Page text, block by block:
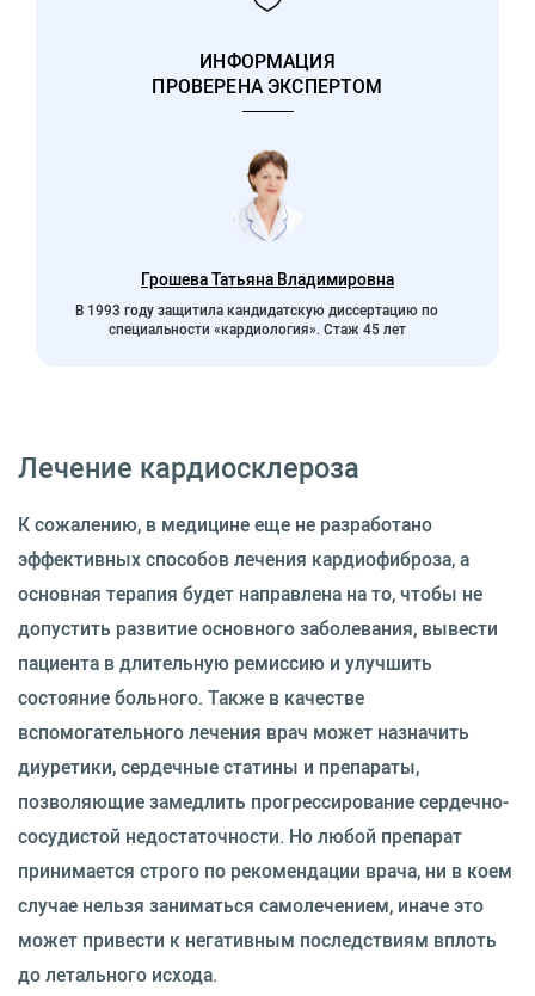
ИНФОРМАЦИЯ
ПРОВЕРЕНА ЭКСПЕРТОМ
Грошева Татьяна Владимировна
В 1993 году защитила кандидатскую диссертацию по
специальности «кардиология». Стаж 45 лет
Лечение кардиосклероза
К сожалению, в медицине еще не разработано
эффективных способов лечения кардиофиброза, а
основная терапия будет направлена на то, чтобы не
допустить развитие основного заболевания, вывести
пациента в длительную ремиссию и улучшить
состояние больного. Также в качестве
вспомогательного лечения врач может назначить
диуретики, сердечные статины и препараты,
позволяющие замедлить прогрессирование сердечно-
сосудистой недостаточности. Но любой препарат
принимается строго по рекомендации врача, ни в коем
случае нельзя заниматься самолечением, иначе это
может привести к негативным последствиям вплоть
до летального исхода.